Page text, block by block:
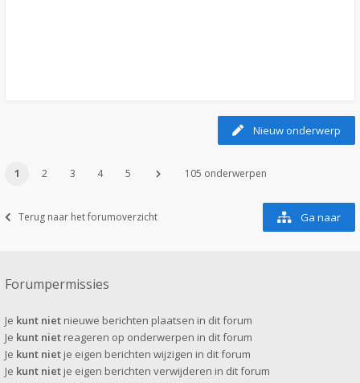
Nieuw onderwerp
1 2 3 4 5 105 onderwerpen
Terug naar het forumoverzicht Ga naar
Forumpermissies
Je kunt niet nieuwe berichten plaatsen in dit forum
Je kunt niet reageren op onderwerpen in dit forum
Je kunt niet je eigen berichten wijzigen in dit forum
Je kunt niet je eigen berichten verwijderen in dit forum